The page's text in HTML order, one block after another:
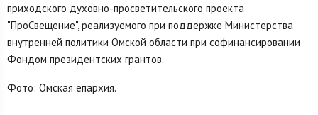
приходского духовно-просветительского проекта
"ПроСвещение", реализуемого при поддержке Министерства
внутренней политики Омской области при софинансировании
Фондом президентских грантов.
Фото: Омская епархия.